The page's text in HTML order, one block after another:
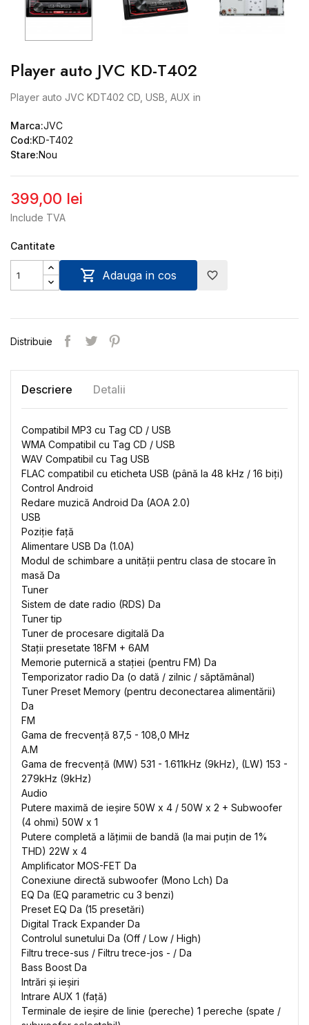
Player auto JVC KD-T402
Player auto JVC KDT402 CD, USB, AUX in
Marca:JVC
Cod:KD-T402
Stare:Nou
399,00 lei
Include TVA
Cantitate
 Adauga in cos favorite_border
Distribuie
Descriere Detalii
Compatibil MP3 cu Tag CD / USB
WMA Compatibil cu Tag CD / USB
WAV Compatibil cu Tag USB
FLAC compatibil cu eticheta USB (până la 48 kHz / 16 biți)
Control Android
Redare muzică Android Da (AOA 2.0)
USB
Poziție față
Alimentare USB Da (1.0A)
Modul de schimbare a unității pentru clasa de stocare în
masă Da
Tuner
Sistem de date radio (RDS) Da
Tuner tip
Tuner de procesare digitală Da
Stații presetate 18FM + 6AM
Memorie puternică a stației (pentru FM) Da
Temporizator radio Da (o dată / zilnic / săptămânal)
Tuner Preset Memory (pentru deconectarea alimentării)
Da
FM
Gama de frecvență 87,5 - 108,0 MHz
A.M
Gama de frecvență (MW) 531 - 1.611kHz (9kHz), (LW) 153 -
279kHz (9kHz)
Audio
Putere maximă de ieșire 50W x 4 / 50W x 2 + Subwoofer
(4 ohmi) 50W x 1
Putere completă a lățimii de bandă (la mai puțin de 1%
THD) 22W x 4
Amplificator MOS-FET Da
Conexiune directă subwoofer (Mono Lch) Da
EQ Da (EQ parametric cu 3 benzi)
Preset EQ Da (15 presetări)
Digital Track Expander Da
Controlul sunetului Da (Off / Low / High)
Filtru trece-sus / Filtru trece-jos - / Da
Bass Boost Da
Intrări și ieșiri
Intrare AUX 1 (față)
Terminale de ieșire de linie (pereche) 1 pereche (spate /